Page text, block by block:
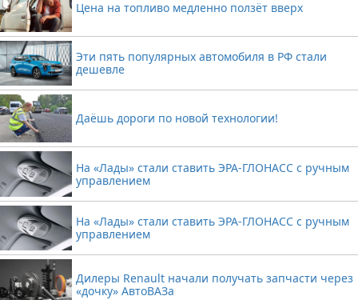
Цена на топливо медленно ползёт вверх
Эти пять популярных автомобиля в РФ стали
дешевле
Даёшь дороги по новой технологии!
На «Лады» стали ставить ЭРА-ГЛОНАСС с ручным
управлением
На «Лады» стали ставить ЭРА-ГЛОНАСС с ручным
управлением
Дилеры Renault начали получать запчасти через
«дочку» АвтоВАЗа